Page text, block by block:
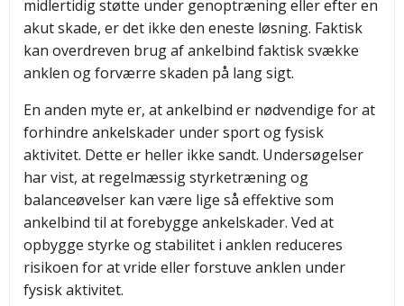
midlertidig støtte under genoptræning eller efter en
akut skade, er det ikke den eneste løsning. Faktisk
kan overdreven brug af ankelbind faktisk svække
anklen og forværre skaden på lang sigt.
En anden myte er, at ankelbind er nødvendige for at
forhindre ankelskader under sport og fysisk
aktivitet. Dette er heller ikke sandt. Undersøgelser
har vist, at regelmæssig styrketræning og
balanceøvelser kan være lige så effektive som
ankelbind til at forebygge ankelskader. Ved at
opbygge styrke og stabilitet i anklen reduceres
risikoen for at vride eller forstuve anklen under
fysisk aktivitet.